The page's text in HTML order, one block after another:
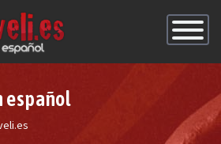
de
español